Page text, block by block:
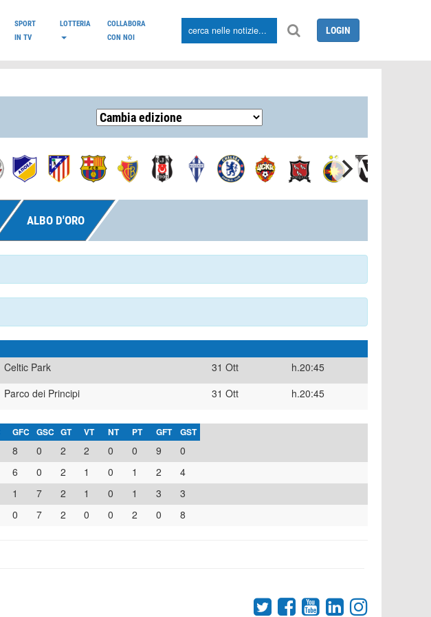
SPORT
IN TV
LOTTERIA
COLLABORA
CON NOI
LOGIN
ALBO D'ORO
Celtic Park 31 Ott h.20:45
Parco dei Principi 31 Ott h.20:45
GFC GSC GT VT NT PT GFT GST
8 0 2 2 0 0 9
0
6 0 2 1 0 1 2
4
1 7 2 1 0 1 3
3
0 7 2 0 0 2 0 8